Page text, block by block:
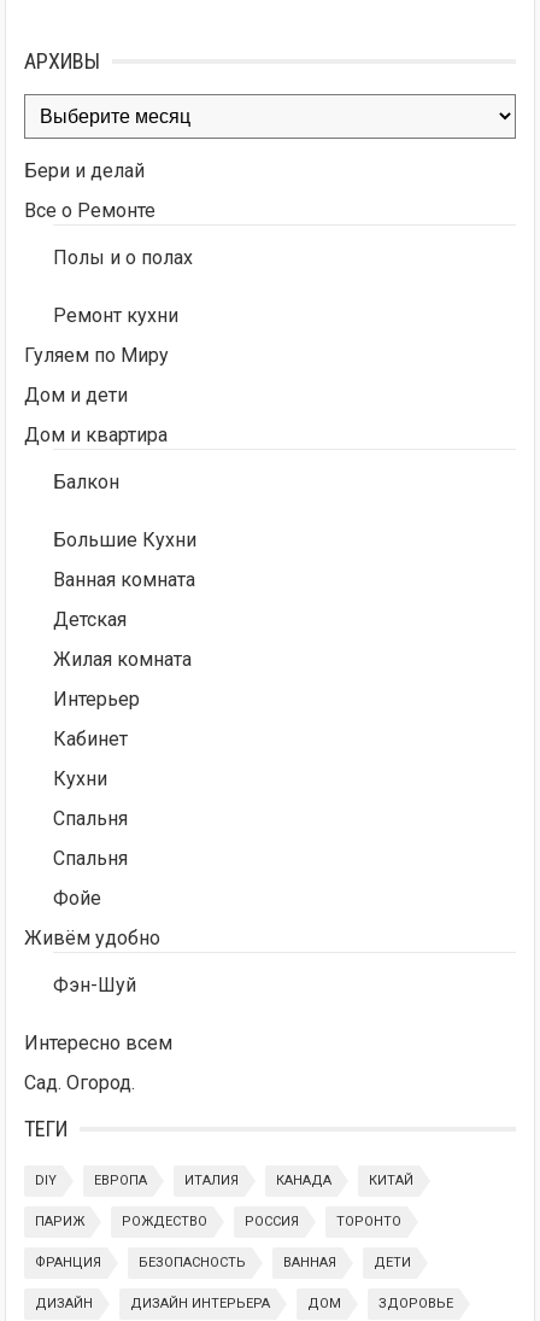
АРХИВЫ
Архивы
Бери и делай
Все о Ремонте
Полы и о полах
Ремонт кухни
Гуляем по Миру
Дом и дети
Дом и квартира
Балкон
Большие Кухни
Ванная комната
Детская
Жилая комната
Интерьер
Кабинет
Кухни
Спальня
Спальня
Фойе
Живём удобно
Фэн-Шуй
Интересно всем
Сад. Огород.
ТЕГИ
DIY ЕВРОПА ИТАЛИЯ КАНАДА КИТАЙ
ПАРИЖ РОЖДЕСТВО РОССИЯ ТОРОНТО
ФРАНЦИЯ БЕЗОПАСНОСТЬ ВАННАЯ ДЕТИ
ДИЗАЙН ДИЗАЙН ИНТЕРЬЕРА ДОМ ЗДОРОВЬЕ